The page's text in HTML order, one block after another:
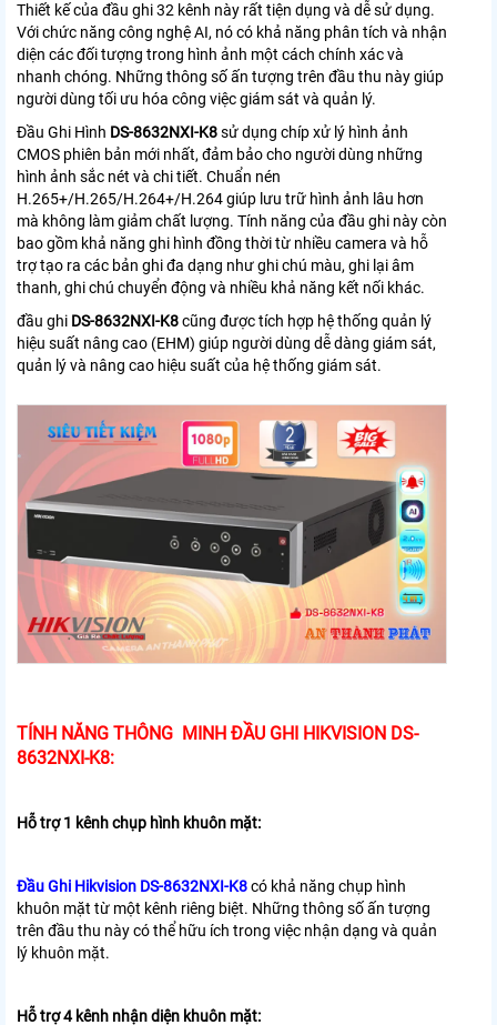
Thiết kế của đầu ghi 32 kênh này rất tiện dụng và dễ sử dụng.
Với chức năng công nghệ AI, nó có khả năng phân tích và nhận
diện các đối tượng trong hình ảnh một cách chính xác và
nhanh chóng. Những thông số ấn tượng trên đầu thu này giúp
người dùng tối ưu hóa công việc giám sát và quản lý.
Đầu Ghi Hình DS-8632NXI-K8sử dụng chíp xử lý hình ảnh
CMOS phiên bản mới nhất, đảm bảo cho người dùng những
hình ảnh sắc nét và chi tiết. Chuẩn nén
H.265+/H.265/H.264+/H.264 giúp lưu trữ hình ảnh lâu hơn
mà không làm giảm chất lượng. Tính năng của đầu ghi này còn
bao gồm khả năng ghi hình đồng thời từ nhiều camera và hỗ
trợ tạo ra các bản ghi đa dạng như ghi chú màu, ghi lại âm
thanh, ghi chú chuyển động và nhiều khả năng kết nối khác.
đầu ghi DS-8632NXI-K8cũng được tích hợp hệ thống quản lý
hiệu suất nâng cao (EHM) giúp người dùng dễ dàng giám sát,
quản lý và nâng cao hiệu suất của hệ thống giám sát.
TÍNH NĂNG THÔNG MINH ĐẦU GHI HIKVISION DS-
8632NXI-K8:
Hỗ trợ 1 kênh chụp hình khuôn mặt:
Đầu Ghi Hikvision DS-8632NXI-K8có khả năng chụp hình
khuôn mặt từ một kênh riêng biệt. Những thông số ấn tượng
trên đầu thu này có thể hữu ích trong việc nhận dạng và quản
lý khuôn mặt.
Hỗ trợ 4 kênh nhận diện khuôn mặt: